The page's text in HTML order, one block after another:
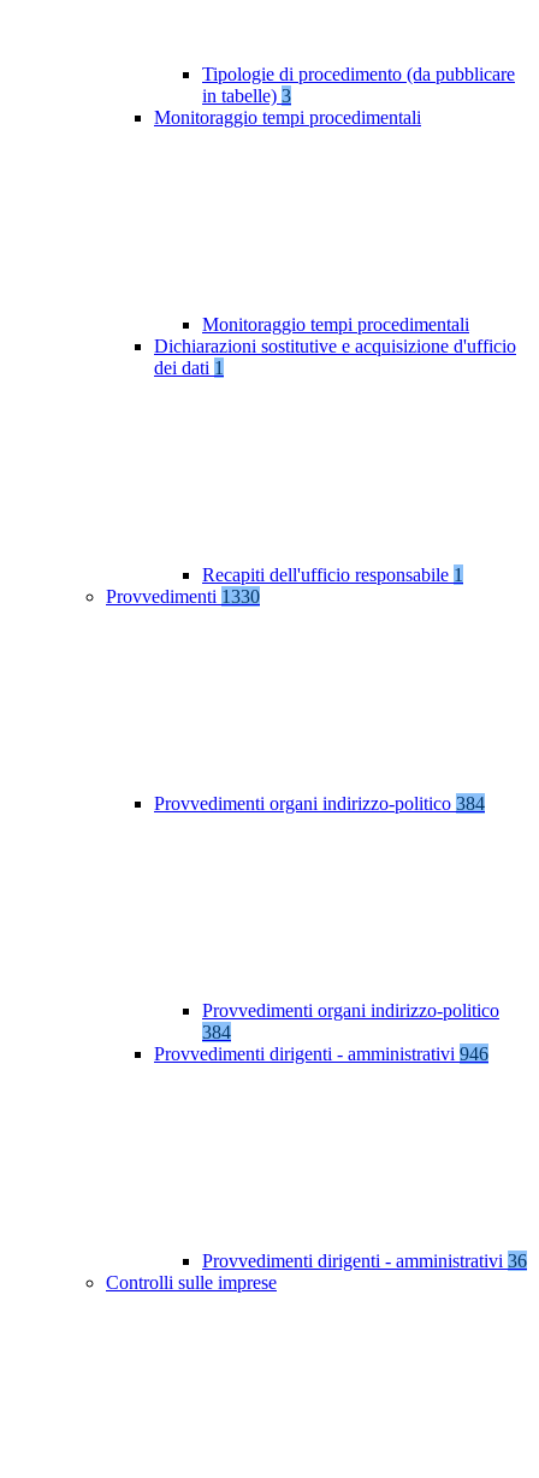
Tipologie di procedimento (da pubblicare
in tabelle) 3
Monitoraggio tempi procedimentali
Monitoraggio tempi procedimentali
Dichiarazioni sostitutive e acquisizione d'ufficio
dei dati 1
Recapiti dell'ufficio responsabile 1
Provvedimenti 1330
Provvedimenti organi indirizzo-politico 384
Provvedimenti organi indirizzo-politico
384
Provvedimenti dirigenti - amministrativi 946
Provvedimenti dirigenti - amministrativi 36
Controlli sulle imprese